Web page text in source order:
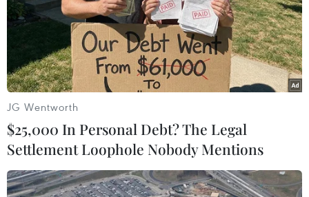
Đoàn Hữu Trung (TTXVN)
JG Wentworth
$25,000 In Personal Debt? The Legal
Settlement Loophole Nobody Mentions